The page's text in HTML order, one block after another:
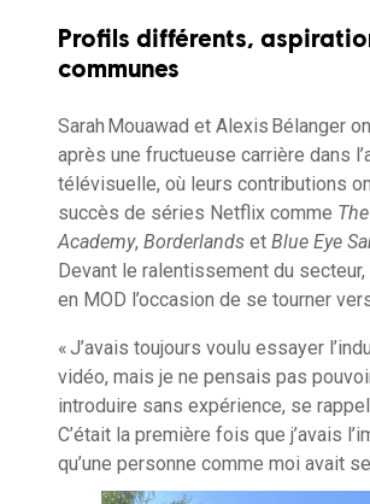
Profils différents,
communes
Sarah Mouawad et Alexis Bélanger
après une fructueuse carrière dans
télévisuelle, où leurs contributions
succès de séries Netflix comme
Academy, Borderlands et Blue Eye
Devant le ralentissement du secteur,
en MOD l’occasion de se tourner
« J’avais toujours voulu essayer
vidéo, mais je ne pensais pas
introduire sans expérience, se
C’était la première fois que j’avais
qu’une personne comme moi avait